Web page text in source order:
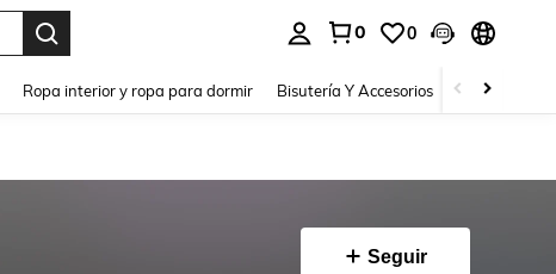
0 0
Ropa interior y ropa para dormir Bisutería Y Accesorios Zapatos
Seguir